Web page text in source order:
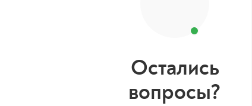
Остались
вопросы?